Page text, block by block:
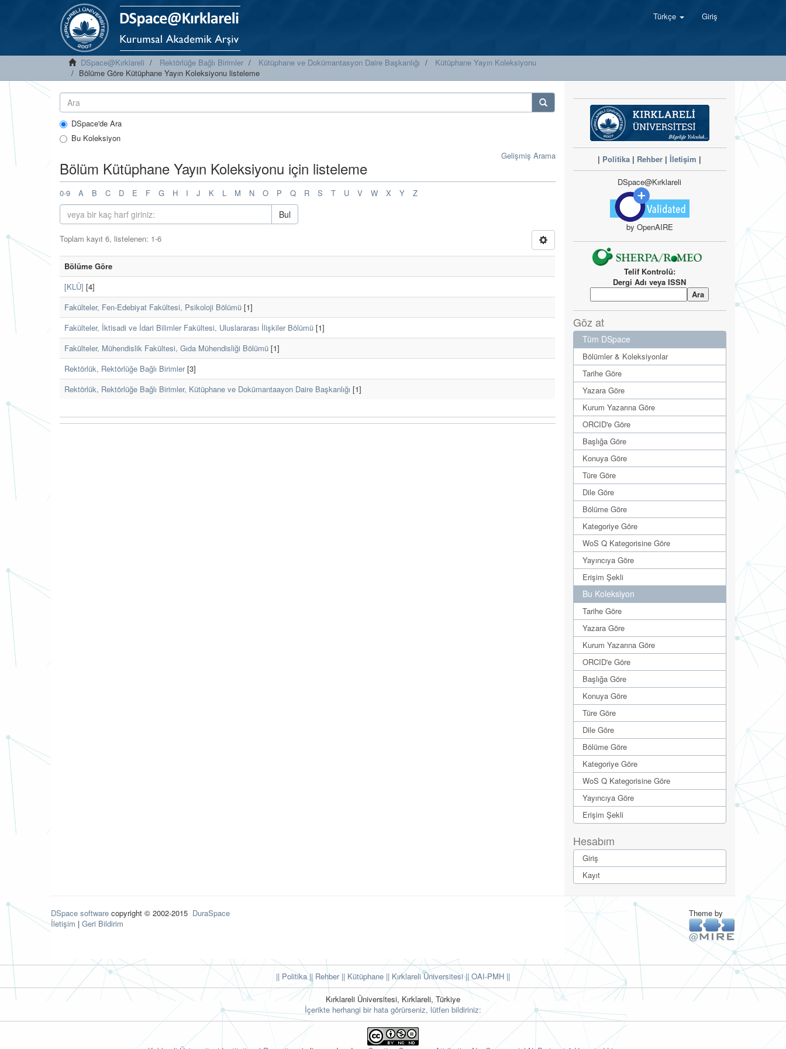
Türkçe Giriş
DSpace@Kırklareli Rektörlüğe Bağlı Birimler Kütüphane ve Dokümantasyon Daire Başkanlığı
Kütüphane Yayın Koleksiyonu
Bölüme Göre Kütüphane Yayın Koleksiyonu listeleme
DSpace'de Ara
Bu Koleksiyon
Gelişmiş Arama
Bölüm Kütüphane Yayın Koleksiyonu için listeleme
0-9 A B C D E F G H I J K L M N O P Q R S T U V W X Y Z
Bul
Toplam kayıt 6, listelenen: 1-6
Bölüme Göre
[KLÜ] [4]
Fakülteler, Fen-Edebiyat Fakültesi, Psikoloji Bölümü [1]
Fakülteler, İktisadi ve İdari Bilimler Fakültesi, Uluslararası İlişkiler Bölümü [1]
Fakülteler, Mühendislik Fakültesi, Gıda Mühendisliği Bölümü [1]
Rektörlük, Rektörlüğe Bağlı Birimler[3]
Rektörlük, Rektörlüğe Bağlı Birimler, Kütüphane ve Dokümantaayon Daire Başkanlığı [1]
| Politika | Rehber |İletişim |
DSpace@Kırklareli
by OpenAIRE
Telif Kontrolü:
Dergi Adı veya ISSN
Göz at
Tüm DSpace
Bölümler & Koleksiyonlar
Tarihe Göre
Yazara Göre
Kurum Yazarına Göre
ORCID'e Göre
Başlığa Göre
Konuya Göre
Türe Göre
Dile Göre
Bölüme Göre
Kategoriye Göre
WoS Q Kategorisine Göre
Yayıncıya Göre
Erişim Şekli
Bu Koleksiyon
Tarihe Göre
Yazara Göre
Kurum Yazarına Göre
ORCID'e Göre
Başlığa Göre
Konuya Göre
Türe Göre
Dile Göre
Bölüme Göre
Kategoriye Göre
WoS Q Kategorisine Göre
Yayıncıya Göre
Erişim Şekli
Hesabım
Giriş
Kayıt
DSpace software copyright © 2002-2015 DuraSpace
İletişim | Geri Bildirim
Theme by
|| Politika|| Rehber|| Kütüphane || Kırklareli Üniversitesi ||OAI-PMH ||
Kırklareli Üniversitesi, Kırklareli, Türkiye
İçerikte herhangi bir hata görürseniz, lütfen bildiriniz: